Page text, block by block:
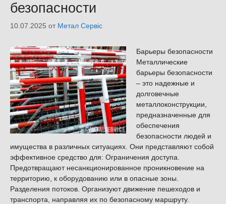
безопасности
10.07.2025 от Метал Сервіс
Барьеры безопасности
Металлические
барьеры безопасности
– это надежные и
долговечные
металлоконструкции,
предназначенные для
обеспечения
безопасности людей и
имущества в различных ситуациях. Они представляют собой
эффективное средство для: Ограничения доступа.
Предотвращают несанкционированное проникновение на
территорию, к оборудованию или в опасные зоны.
Разделения потоков. Организуют движение пешеходов и
транспорта, направляя их по безопасному маршруту.